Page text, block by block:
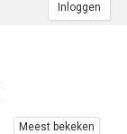
Inloggen
Meest bekeken